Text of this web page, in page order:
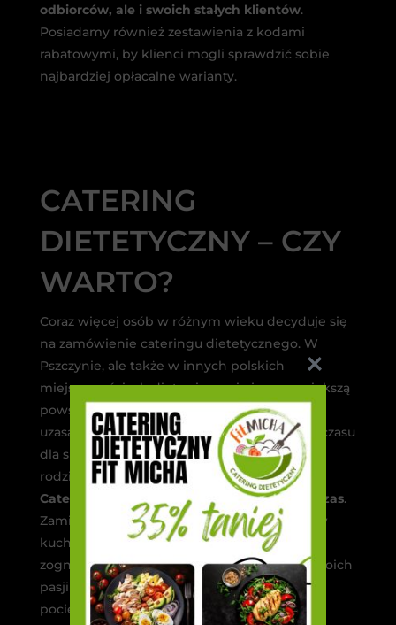
odbiorców, ale i swoich stałych klientów.
Posiadamy również zestawienia z kodami
rabatowymi, by klienci mogli sprawdzić sobie
najbardziej opłacalne warianty.
CATERING
DIETETYCZNY – CZY
WARTO?
Coraz więcej osób w różnym wieku decyduje się
na zamówienie cateringu dietetycznego. W
Pszczynie, ale także w innych polskich
miejscowościach dieta cieszy się jeszcze większą
powszechnością. trend na boxy jest łatwa do
uzasadnienia – żyjemy szybciej, mamy mało czasu
dla siebie, nie mówiąc już o wolnej chwili dla
rodziny.
Catering dietetyczny daje nam bonusowy czas.
Zamiast spędzając codziennie kilku godzin w
kuchni – posiadając gotowy posiłek – można
zogniskować się na pracy, pielęgnowaniu swoich
pasji albo wygospodarować więcej czasu
pociechom czy rodzinie. Dieta pudełkowa to